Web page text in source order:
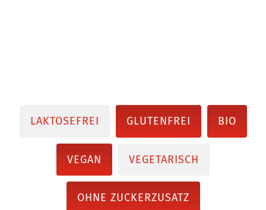
LAKTOSEFREI GLUTENFREI BIO
VEGAN VEGETARISCH
OHNE ZUCKERZUSATZ